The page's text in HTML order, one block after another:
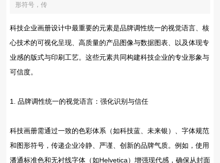
形符号，传
科技企业画册设计中最重要的元素是品牌调性统一的视觉语言、核
心技术的可视化呈现、高质量的产品图像与数据图表、以及体现专
业感的版式与印刷工艺‌。这些元素共同构建科技企业的专业形象与
可信度。
1. ‌品牌调性统一的视觉语言：强化识别与信任‌
科技画册需通过一致的色彩体系（如科技蓝、未来银）、字体规范
和图形符号，传递企业冷静、严谨、创新的品牌气质。例如，使用‌
潘通标准色‌和无衬线字体（如Helvetica）增强现代感，确保从封面